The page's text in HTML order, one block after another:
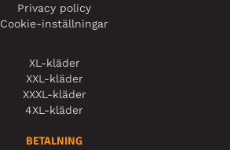
Privacy policy
Cookie-inställningar
XL-kläder
XXL-kläder
XXXL-kläder
4XL-kläder
BETALNING